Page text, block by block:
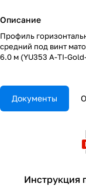
Описание
Профиль
средний под винт
6.0 м (YU353 A-TI-
Документы
Инструкция